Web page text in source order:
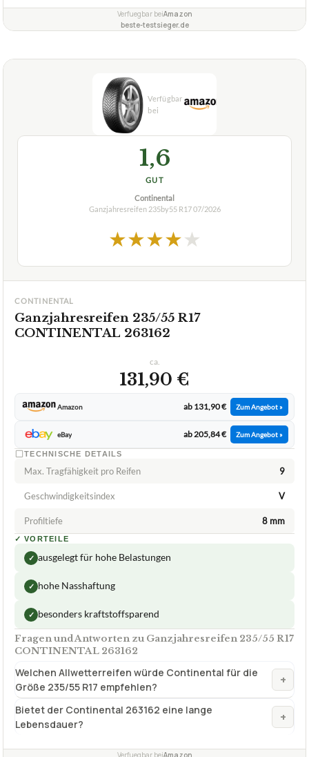
Verfuegbar beiAmazon
beste-testsieger.de
1,6
GUT
Continental
Ganzjahresreifen 235by55 R1707/2026
★★★★★
CONTINENTAL
Ganzjahresreifen 235/55 R17
CONTINENTAL 263162
ca.
131,90 €
Amazon ab 131,90 € Zum Angebot »
eBay ab 205,84 € Zum Angebot »
TECHNISCHE DETAILS
Max. Tragfähigkeit pro Reifen 9
Geschwindigkeitsindex V
Profiltiefe 8 mm
✓ VORTEILE
✓ ausgelegt für hohe Belastungen
✓ hohe Nasshaftung
✓ besonders kraftstoffsparend
Fragen und Antworten zu Ganzjahresreifen 235/55 R17
CONTINENTAL 263162
Welchen Allwetterreifen würde Continental für die
Größe 235/55 R17 empfehlen?
+
Bietet der Continental 263162 eine lange
Lebensdauer?
+
Verfuegbar beiAmazon